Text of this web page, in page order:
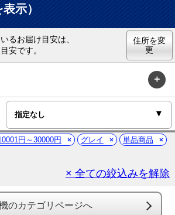
示）
るお届け目安は、
安です。
住所を変
更
円～30000円 グレイ 単品商品
× 全ての絞込みを解除
のカテゴリページへ